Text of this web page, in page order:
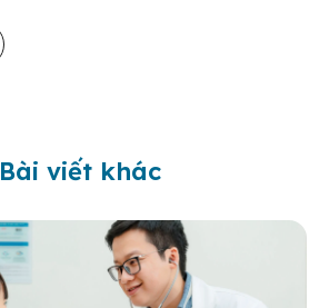
Bài viết khác